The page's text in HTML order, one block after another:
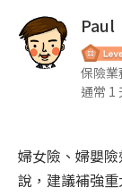
Paul
保險業
通常 1
婦女險、婦嬰
說，建議補強重